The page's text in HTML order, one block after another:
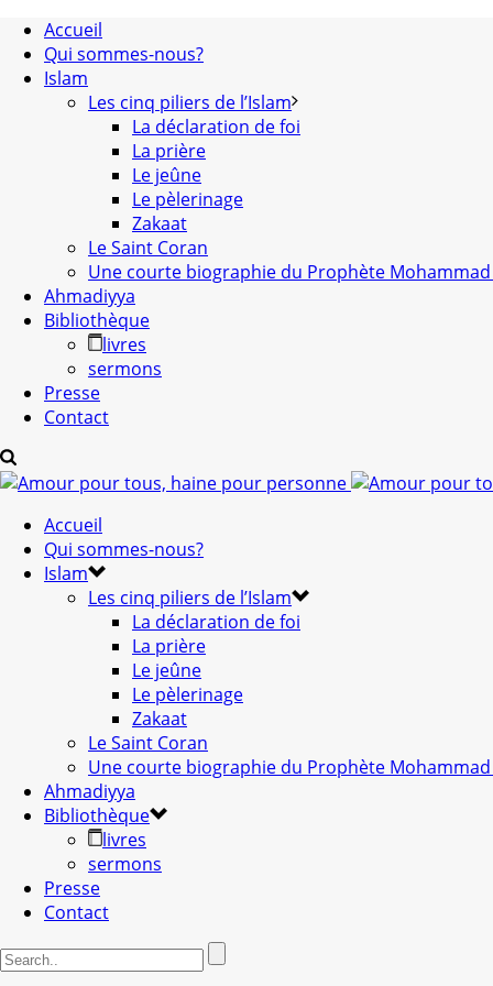
Accueil
Qui sommes-nous?
Islam
Les cinq piliers de l’Islam
La déclaration de foi
La prière
Le jeûne
Le pèlerinage
Zakaat
Le Saint Coran
Une courte biographie du Prophète Mohammad
Ahmadiyya
Bibliothèque
livres
sermons
Presse
Contact
Accueil
Qui sommes-nous?
Islam
Les cinq piliers de l’Islam
La déclaration de foi
La prière
Le jeûne
Le pèlerinage
Zakaat
Le Saint Coran
Une courte biographie du Prophète Mohammad
Ahmadiyya
Bibliothèque
livres
sermons
Presse
Contact